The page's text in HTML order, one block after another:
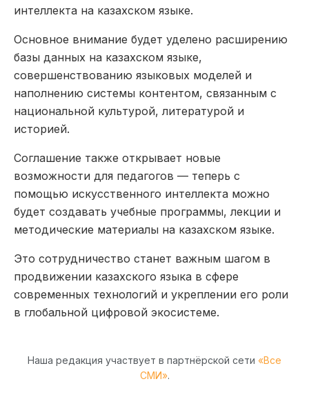
интеллекта на казахском языке.
Основное внимание будет уделено расширению
базы данных на казахском языке,
совершенствованию языковых моделей и
наполнению системы контентом, связанным с
национальной культурой, литературой и
историей.
Соглашение также открывает новые
возможности для педагогов — теперь с
помощью искусственного интеллекта можно
будет создавать учебные программы, лекции и
методические материалы на казахском языке.
Это сотрудничество станет важным шагом в
продвижении казахского языка в сфере
современных технологий и укреплении его роли
в глобальной цифровой экосистеме.
Наша редакция участвует в партнёрской сети «Все
СМИ».